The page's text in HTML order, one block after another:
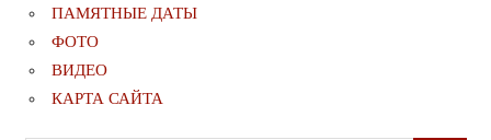
ПАМЯТНЫЕ ДАТЫ
ФОТО
ВИДЕО
КАРТА САЙТА